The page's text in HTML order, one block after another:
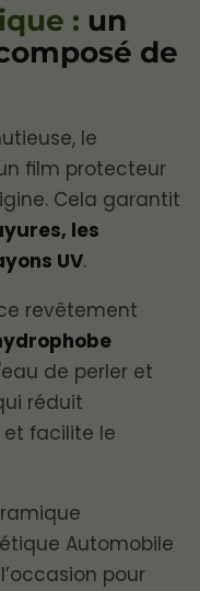
: un
de
le
film protecteur
Cela garantit
les
UV.
revêtement
de perler et
réduit
facilite le
Automobile
pour